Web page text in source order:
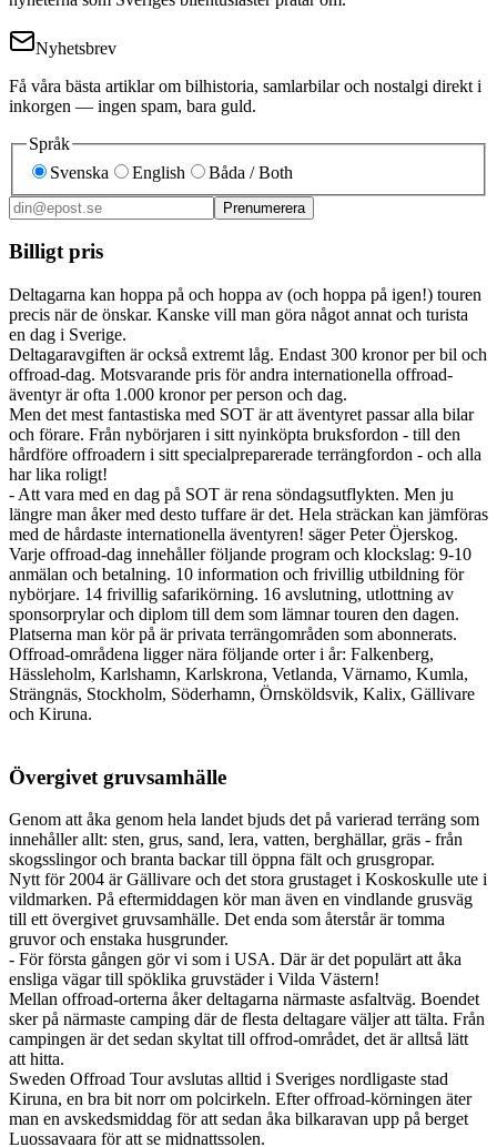
Nyhetsbrev
Få våra bästa artiklar om bilhistoria, samlarbilar och nostalgi direkt i
inkorgen — ingen spam, bara guld.
Språk
Svenska
English Båda / Both
Prenumerera
Billigt pris
Deltagarna kan hoppa på och hoppa av (och hoppa på igen!) touren
precis när de önskar. Kanske vill man göra något annat och turista
en dag i Sverige.
Deltagaravgiften är också extremt låg. Endast 300 kronor per bil och
offroad-dag. Motsvarande pris för andra internationella offroad-
äventyr är ofta 1.000 kronor per person och dag.
Men det mest fantastiska med SOT är att äventyret passar alla bilar
och förare. Från nybörjaren i sitt nyinköpta bruksfordon - till den
hårdföre offroadern i sitt specialpreparerade terrängfordon - och alla
har lika roligt!
- Att vara med en dag på SOT är rena söndagsutflykten. Men ju
längre man åker med desto tuffare är det. Hela sträckan kan jämföras
med de hårdaste internationella äventyren! säger Peter Öjerskog.
Varje offroad-dag innehåller följande program och klockslag: 9-10
anmälan och betalning. 10 information och frivillig utbildning för
nybörjare. 14 frivillig safarikörning. 16 avslutning, utlottning av
sponsorprylar och diplom till dem som lämnar touren den dagen.
Platserna man kör på är privata terrängområden som abonnerats.
Offroad-områdena ligger nära följande orter i år: Falkenberg,
Hässleholm, Karlshamn, Karlskrona, Vetlanda, Värnamo, Kumla,
Strängnäs, Stockholm, Söderhamn, Örnsköldsvik, Kalix, Gällivare
och Kiruna.
Övergivet gruvsamhälle
Genom att åka genom hela landet bjuds det på varierad terräng som
innehåller allt: sten, grus, sand, lera, vatten, berghällar, gräs - från
skogsslingor och branta backar till öppna fält och grusgropar.
Nytt för 2004 är Gällivare och det stora grustaget i Koskoskulle ute i
vildmarken. På eftermiddagen kör man även en vindlande grusväg
till ett övergivet gruvsamhälle. Det enda som återstår är tomma
gruvor och enstaka husgrunder.
- För första gången gör vi som i USA. Där är det populärt att åka
ensliga vägar till spöklika gruvstäder i Vilda Västern!
Mellan offroad-orterna åker deltagarna närmaste asfaltväg. Boendet
sker på närmaste camping där de flesta deltagare väljer att tälta. Från
campingen är det sedan skyltat till offrod-området, det är alltså lätt
att hitta.
Sweden Offroad Tour avslutas alltid i Sveriges nordligaste stad
Kiruna, en bra bit norr om polcirkeln. Efter offroad-körningen äter
man en avskedsmiddag för att sedan åka bilkaravan upp på berget
Luossavaara för att se midnattssolen.